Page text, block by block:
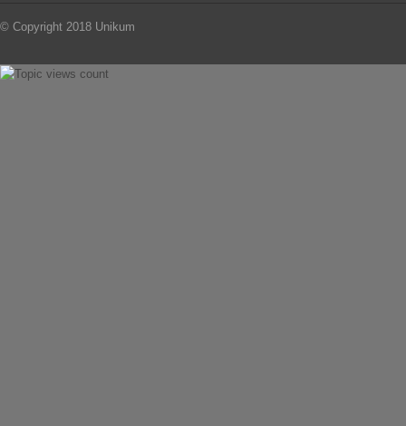
© Copyright 2018 Unikum